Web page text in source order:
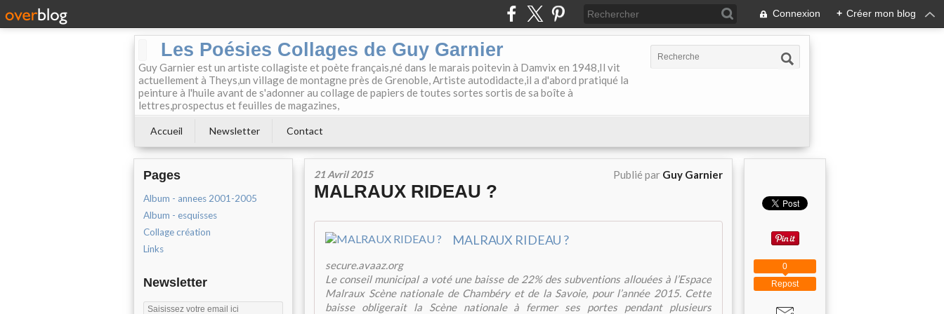
Connexion + Créer mon blog
Les Poésies Collages de Guy Garnier
Guy Garnier est un artiste collagiste et poète français,né dans le marais poitevin à Damvix en 1948,Il vit
actuellement à Theys,un village de montagne près de Grenoble, Artiste autodidacte,il a d'abord pratiqué la
peinture à l'huile avant de s'adonner au collage de papiers de toutes sortes sortis de sa boîte à
lettres,prospectus et feuilles de magazines,
Accueil Newsletter Contact
Pages
Album - annees 2001-2005
Album - esquisses
Collage création
Links
Newsletter
21 Avril 2015 Publié par Guy Garnier
MALRAUX RIDEAU ?
MALRAUX RIDEAU ?
secure.avaaz.org
Le conseil municipal a voté une baisse de 22% des subventions allouées à l’Espace
Malraux Scène nationale de Chambéry et de la Savoie, pour l’année 2015. Cette
baisse obligerait la Scène nationale à fermer ses portes pendant plusieurs
Repost
0